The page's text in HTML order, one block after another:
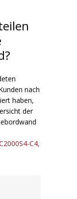
nach
haben,
der
C4,